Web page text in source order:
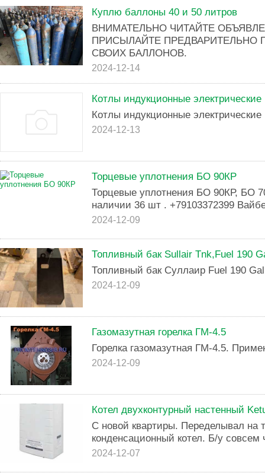
Куплю баллоны 40 и 50 литров
ВНИМАТЕЛЬНО ЧИТАЙТЕ
ПРИСЫЛАЙТЕ ПРЕДВАРИТЕЛЬНО
СВОИХ БАЛЛОНОВ.
2024-12-14
Котлы индукционные
Котлы индукционные
2024-12-13
Торцевые уплотнения БО 90КР
Торцевые уплотнения БО 90КР, БО
наличии 36 шт . +79103372399
2024-12-09
Топливный бак Sullair Tnk,Fuel 190
Топливный бак Суллаир Fuel 190
2024-12-09
Газомазутная горелка ГМ-4.5
Горелка газомазутная ГМ-4.5.
2024-12-09
Котел двухконтурный настенный
С новой квартиры. Переделывал на
конденсационный котел. Б/у совсем
2024-12-07